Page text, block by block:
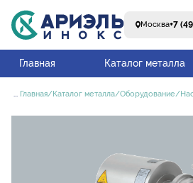
Москва+7
Главная Каталог металла
... Главная Каталог металла Оборудование